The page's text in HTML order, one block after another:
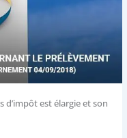
d’impôt est élargie et son